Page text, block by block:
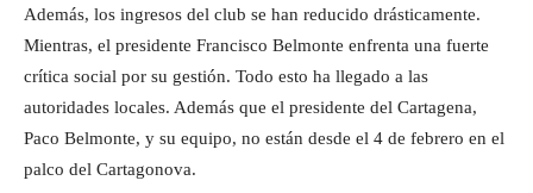
Además, los ingresos del club se han reducido drásticamente.
Mientras, el presidente Francisco Belmonte enfrenta una fuerte
crítica social por su gestión. Todo esto ha llegado a las
autoridades locales. Además que el presidente del Cartagena,
Paco Belmonte, y su equipo, no están desde el 4 de febrero en el
palco del Cartagonova.